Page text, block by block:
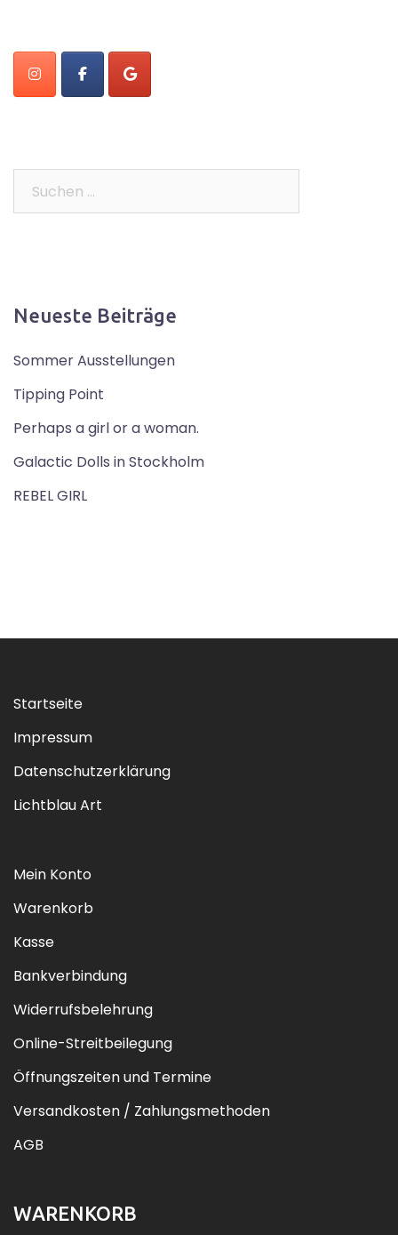
Neueste Beiträge
Sommer Ausstellungen
Tipping Point
Perhaps a girl or a woman.
Galactic Dolls in Stockholm
REBEL GIRL
Startseite
Impressum
Datenschutzerklärung
Lichtblau Art
Mein Konto
Warenkorb
Kasse
Bankverbindung
Widerrufsbelehrung
Online-Streitbeilegung
Öffnungszeiten und Termine
Versandkosten / Zahlungsmethoden
AGB
WARENKORB